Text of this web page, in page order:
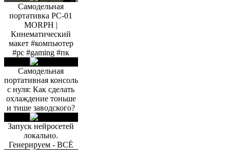
Самодельная
портативка PC-01
MORPH |
Кинематический
макет #компьютер
#pc #gaming #пк
Самодельная
портативная консоль
с нуля: Как сделать
охлаждение тоньше
и тише заводского?
Запуск нейросетей
локально.
Генерируем - ВСЁ